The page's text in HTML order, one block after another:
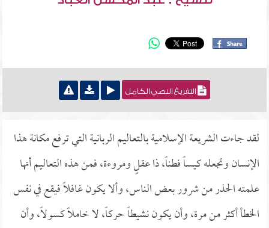
التفريغ النصي الكامل
لقد جاءت الشريعة الإسلامية بالتعاليم الربانية التي ترفع مكانة هذا
الإنسان وتجعله كيساً فطناً، ذا عقلٍ ومروءة، فمن هذه التعاليم أنها
علمته الحذر من شرور بعض الناس، وألا يكون غافلاً فيقع في نفس
الخطأ أكثر من مرة، وأن يكون نشيطاً حركاً، لا خاملاً كسولاً، وأن